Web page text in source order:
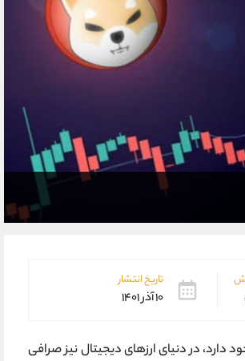
تاریخ انتشار
۱۰ آذر ۱۴۰۱
در دنیای ارزهای دیجیتال نیز صرافی